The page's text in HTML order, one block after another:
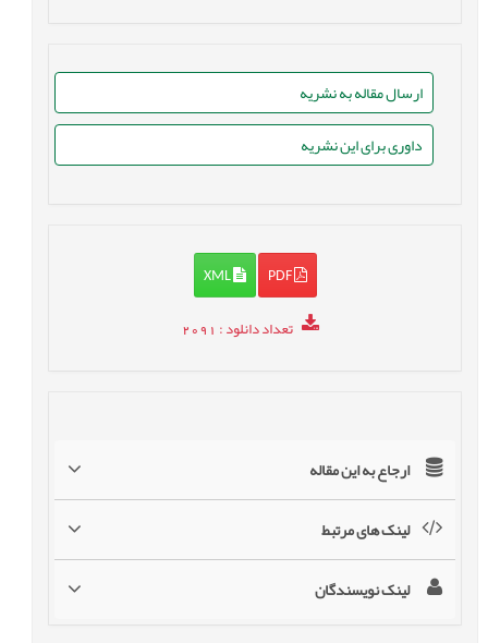
ارسال مقاله به نشریه
داوری برای این نشریه
PDF
XML
تعداد دانلود: 2091
ارجاع به این مقاله
لینک های مرتبط
لینک نویسندگان